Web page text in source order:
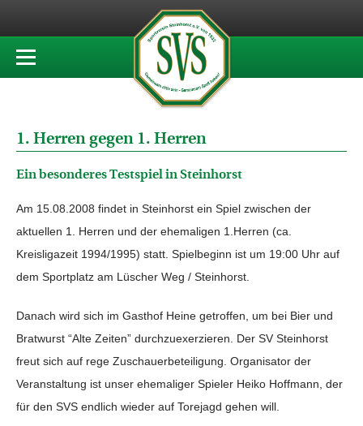
1. Herren gegen 1. Herren
Ein besonderes Testspiel in Steinhorst
Am 15.08.2008 findet in Steinhorst ein Spiel zwischen der
aktuellen 1. Herren und der ehemaligen 1.Herren (ca.
Kreisligazeit 1994/1995) statt. Spielbeginn ist um 19:00 Uhr auf
dem Sportplatz am Lüscher Weg / Steinhorst.
Danach wird sich im Gasthof Heine getroffen, um bei Bier und
Bratwurst “Alte Zeiten” durchzuexerzieren. Der SV Steinhorst
freut sich auf rege Zuschauerbeteiligung. Organisator der
Veranstaltung ist unser ehemaliger Spieler Heiko Hoffmann, der
für den SVS endlich wieder auf Torejagd gehen will.